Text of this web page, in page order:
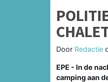
Door Redactie
EPE - In de
camping aan